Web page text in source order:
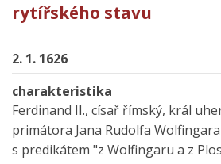
rytířského stavu
2. 1. 1626
charakteristika
Ferdinand II., císař římský, král
primátora Jana Rudolfa
s predikátem "z Wolfingaru a z